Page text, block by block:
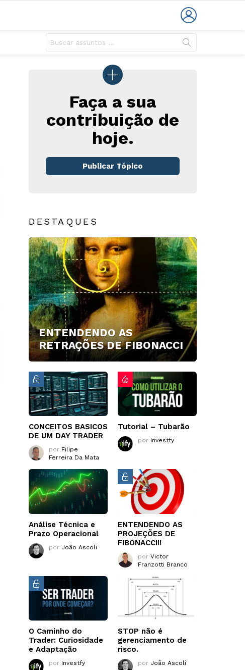
Faça a sua
contribuição de
hoje.
Publicar Tópico
DESTAQUES
ENTENDENDO AS
RETRAÇÕES DE FIBONACCI
CONCEITOS BASICOS
DE UM DAY TRADER
por Filipe
Ferreira Da Mata
Tutorial – Tubarão
por Investfy
Análise Técnica e
Prazo Operacional
por João Ascoli
ENTENDENDO AS
PROJEÇÕES DE
FIBONACCI!!
por Victor
Franzotti Branco
O Caminho do
Trader: Curiosidade
e Adaptação
por Investfy
STOP não é
gerenciamento de
risco.
por João Ascoli